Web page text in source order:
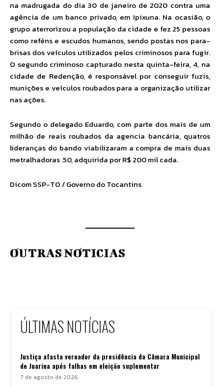
na madrugada do dia 30 de janeiro de 2020 contra uma
agência de um banco privado, em Ipixuna. Na ocasião, o
grupo aterrorizou a população da cidade e fez 25 pessoas
como reféns e escudos humanos, sendo postas nos para-
brisas dos veículos utilizados pelos criminosos para fugir.
O segundo criminoso capturado nesta quinta-feira, 4, na
cidade de Redenção, é responsável por conseguir fuzis,
munições e veículos roubados para a organização utilizar
nas ações.
Segundo o delegado Eduardo, com parte dos mais de um
milhão de reais roubados da agencia bancária, quatros
lideranças do bando viabilizaram a compra de mais duas
metralhadoras .50, adquirida por R$ 200 mil cada.
Dicom SSP-TO / Governo do Tocantins
OUTRAS NOTICIAS
ÚLTIMAS NOTÍCIAS
Justiça afasta vereador da presidência da Câmara Municipal
de Juarina após falhas em eleição suplementar
7 de agosto de 2026